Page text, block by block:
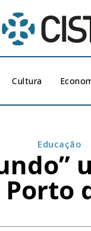
Cultura
Educação
Porto